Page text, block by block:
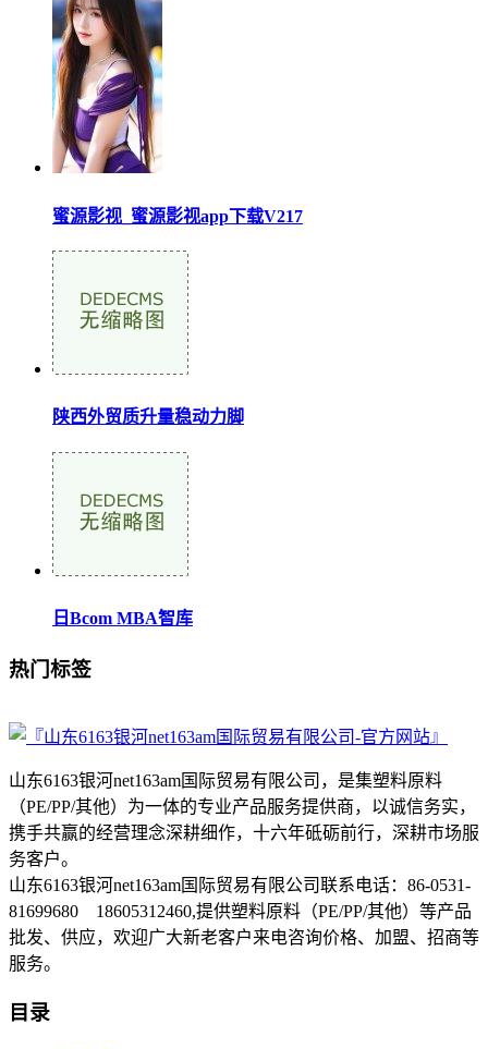
蜜源影视_蜜源影视app下载V217
陕西外贸质升量稳动力脚
日Bcom MBA智库
热门标签
山东6163银河net163am国际贸易有限公司，是集塑料原料
（PE/PP/其他）为一体的专业产品服务提供商，以诚信务实，
携手共赢的经营理念深耕细作，十六年砥砺前行，深耕市场服
务客户。
山东6163银河net163am国际贸易有限公司联系电话：86-0531-
81699680 18605312460,提供塑料原料（PE/PP/其他）等产品
批发、供应，欢迎广大新老客户来电咨询价格、加盟、招商等
服务。
目录